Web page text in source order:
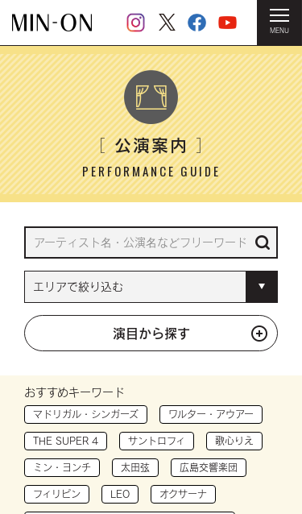
MENU
HOME ＞ 公演案内
［公演案内］
PERFORMANCE GUIDE
演目から探す
おすすめキーワード
マドリガル・シンガーズ ワルター・アウアー
THE SUPER 4 サントロフィ 歌心りえ
ミン・ヨンチ 太田弦 広島交響楽団
フィリピン LEO オクサーナ